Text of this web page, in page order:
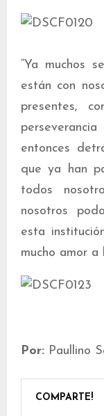
“Ya muchos
están con
presentes,
entonces
que ya han
todos
nosotros
esta
mucho amor a
Por: Paullino
COMPARTE!